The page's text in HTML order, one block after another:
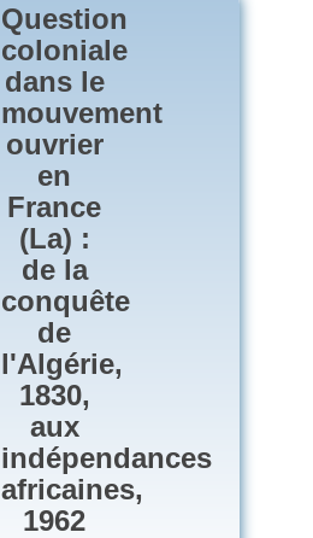
Question
coloniale
dans le
mouvement
ouvrier
en
France
(La) :
de la
conquête
de
l'Algérie,
1830,
aux
indépendances
africaines,
1962